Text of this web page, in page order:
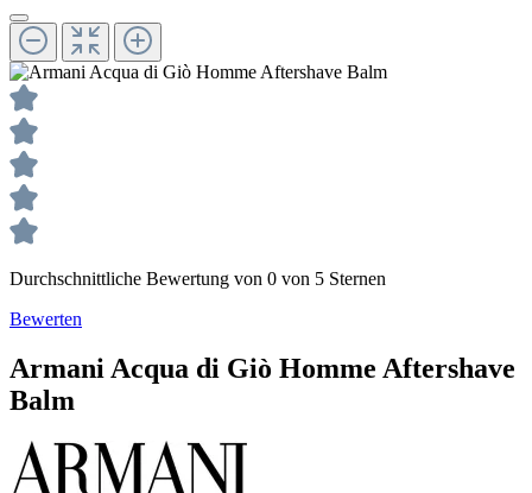
Durchschnittliche Bewertung von 0 von 5 Sternen
Bewerten
ArmaniAcqua di Giò Homme Aftershave
Balm